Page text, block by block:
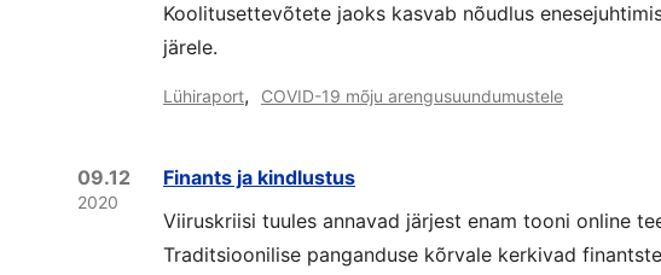
Koolitusettevõtete jaoks kasvab nõudlus
järele.
Lühiraport, COVID-19 mõju arengusuundumustele
09.12
2020
Finants ja kindlustus
Viiruskriisi tuules annavad järjest enam tooni online
Traditsioonilise panganduse kõrvale kerkivad